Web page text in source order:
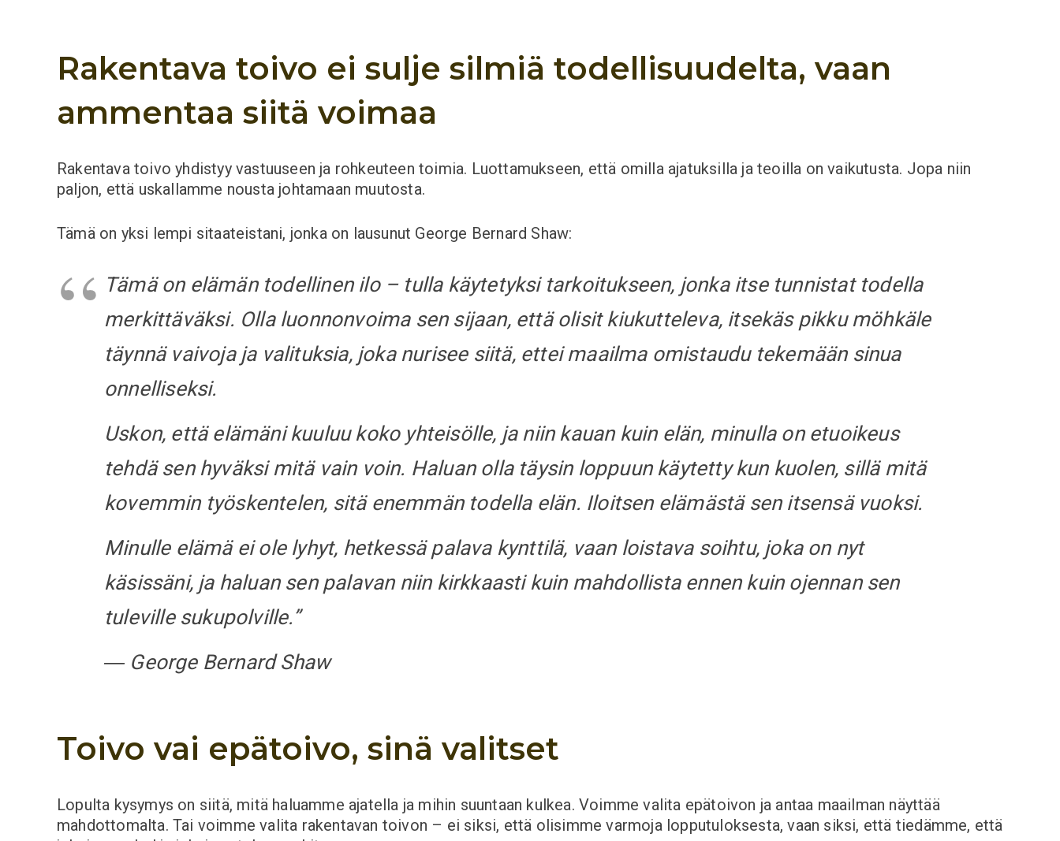
Rakentava toivo ei sulje silmiä todellisuudelta, vaan
ammentaa siitä voimaa
Rakentava toivo yhdistyy vastuuseen ja rohkeuteen toimia. Luottamukseen, että omilla ajatuksilla ja teoilla on vaikutusta. Jopa niin
paljon, että uskallamme nousta johtamaan muutosta.
Tämä on yksi lempi sitaateistani, jonka on lausunut George Bernard Shaw:
Tämä on elämän todellinen ilo – tulla käytetyksi tarkoitukseen, jonka itse tunnistat todella
merkittäväksi. Olla luonnonvoima sen sijaan, että olisit kiukutteleva, itsekäs pikku möhkäle
täynnä vaivoja ja valituksia, joka nurisee siitä, ettei maailma omistaudu tekemään sinua
onnelliseksi.
Uskon, että elämäni kuuluu koko yhteisölle, ja niin kauan kuin elän, minulla on etuoikeus
tehdä sen hyväksi mitä vain voin. Haluan olla täysin loppuun käytetty kun kuolen, sillä mitä
kovemmin työskentelen, sitä enemmän todella elän. Iloitsen elämästä sen itsensä vuoksi.
Minulle elämä ei ole lyhyt, hetkessä palava kynttilä, vaan loistava soihtu, joka on nyt
käsissäni, ja haluan sen palavan niin kirkkaasti kuin mahdollista ennen kuin ojennan sen
tuleville sukupolville.”
― George Bernard Shaw
Toivo vai epätoivo, sinä valitset
Lopulta kysymys on siitä, mitä haluamme ajatella ja mihin suuntaan kulkea. Voimme valita epätoivon ja antaa maailman näyttää
mahdottomalta. Tai voimme valita rakentavan toivon – ei siksi, että olisimme varmoja lopputuloksesta, vaan siksi, että tiedämme, että